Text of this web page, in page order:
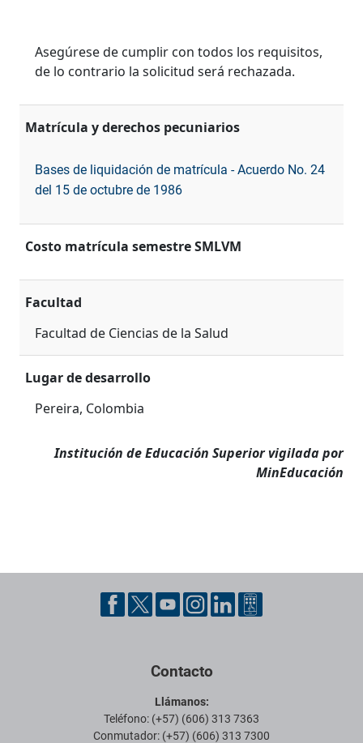
Asegúrese de cumplir con todos los requisitos,
de lo contrario la solicitud será rechazada.
Matrícula y derechos pecuniarios
Bases de liquidación de matrícula - Acuerdo No. 24
del 15 de octubre de 1986
Costo matrícula semestre SMLVM
Facultad
Facultad de Ciencias de la Salud
Lugar de desarrollo
Pereira, Colombia
Institución de Educación Superior vigilada por
MinEducación
Pie de página con información de contacto, redes sociales y datos
Contacto
Llámanos:
Teléfono: (+57) (606) 313 7363
Conmutador: (+57) (606) 313 7300